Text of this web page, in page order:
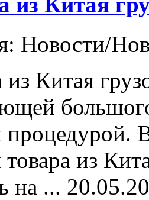
Новости/
из Китая
процедурой.
товара из
на ...